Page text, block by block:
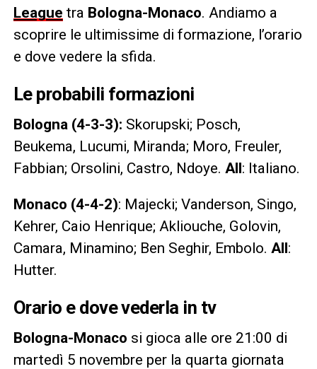
League tra Bologna-Monaco. Andiamo a
scoprire le ultimissime di formazione, l’orario
e dove vedere la sfida.
Le probabili formazioni
Bologna (4-3-3): Skorupski; Posch,
Beukema, Lucumi, Miranda; Moro, Freuler,
Fabbian; Orsolini, Castro, Ndoye. All: Italiano.
Monaco (4-4-2): Majecki; Vanderson, Singo,
Kehrer, Caio Henrique; Akliouche, Golovin,
Camara, Minamino; Ben Seghir, Embolo. All:
Hutter.
Orario e dove vederla in tv
Bologna-Monaco si gioca alle ore 21:00 di
martedì 5 novembre per la quarta giornata